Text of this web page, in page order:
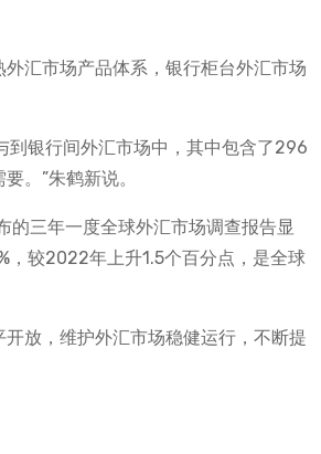
汇市场产品体系，银行柜台外汇市场
到银行间外汇市场中，其中包含了296
。”朱鹤新说。
三年一度全球外汇市场调查报告显
，较2022年上升1.5个百分点，是全球
放，维护外汇市场稳健运行，不断提